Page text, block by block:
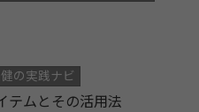
の実践ナビ
テムとその活用法